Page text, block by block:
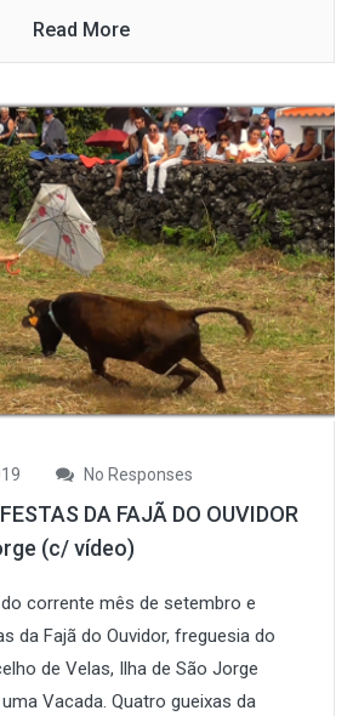
Read More
No Responses
DA FAJÃ DO OUVIDOR
(c/ vídeo)
corrente mês de setembro e
da Fajã do Ouvidor, freguesia do
de Velas, Ilha de São Jorge
Vacada. Quatro gueixas da